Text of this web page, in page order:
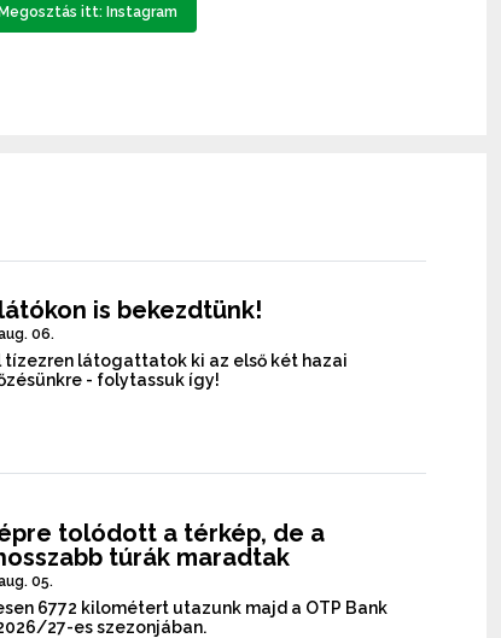
is bekezdtünk!
06.
tízezren látogattatok ki az első két hazai
- folytassuk így!
tolódott a térkép, de a
túrák maradtak
05.
6772 kilométert utazunk majd a OTP Bank
27-es szezonjában.